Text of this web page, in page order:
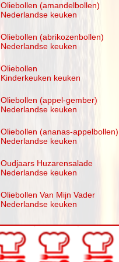
Oliebollen (amandelbollen)
Nederlandse keuken
Oliebollen (abrikozenbollen)
Nederlandse keuken
Oliebollen
Kinderkeuken keuken
Oliebollen (appel-gember)
Nederlandse keuken
Oliebollen (ananas-appelbollen)
Nederlandse keuken
Oudjaars Huzarensalade
Nederlandse keuken
Oliebollen Van Mijn Vader
Nederlandse keuken